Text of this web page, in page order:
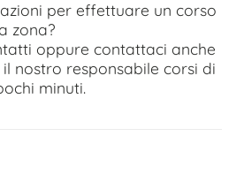
per effettuare un corso
zona?
oppure contattaci anche
nostro responsabile corsi di
minuti.